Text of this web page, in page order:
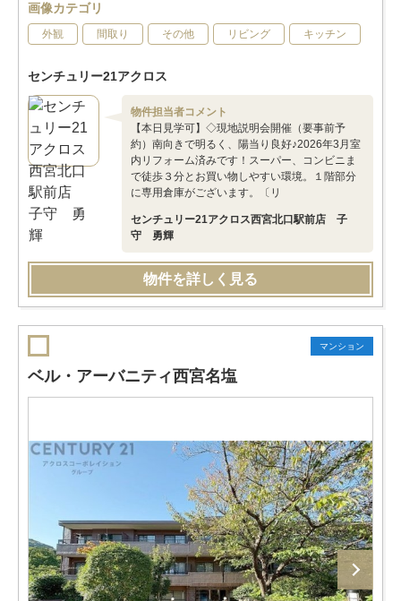
画像カテゴリ
外観 間取り その他 リビング キッチン
センチュリー21アクロス
物件担当者コメント
【本日見学可】◇現地説明会開催（要事前予
約）南向きで明るく、陽当り良好♪2026年3月室
内リフォーム済みです！スーパー、コンビニま
で徒歩３分とお買い物しやすい環境。１階部分
に専用倉庫がございます。〔リ
センチュリー21アクロス西宮北口駅前店 子
守 勇輝
物件を詳しく見る
マンション
ベル・アーバニティ西宮名塩